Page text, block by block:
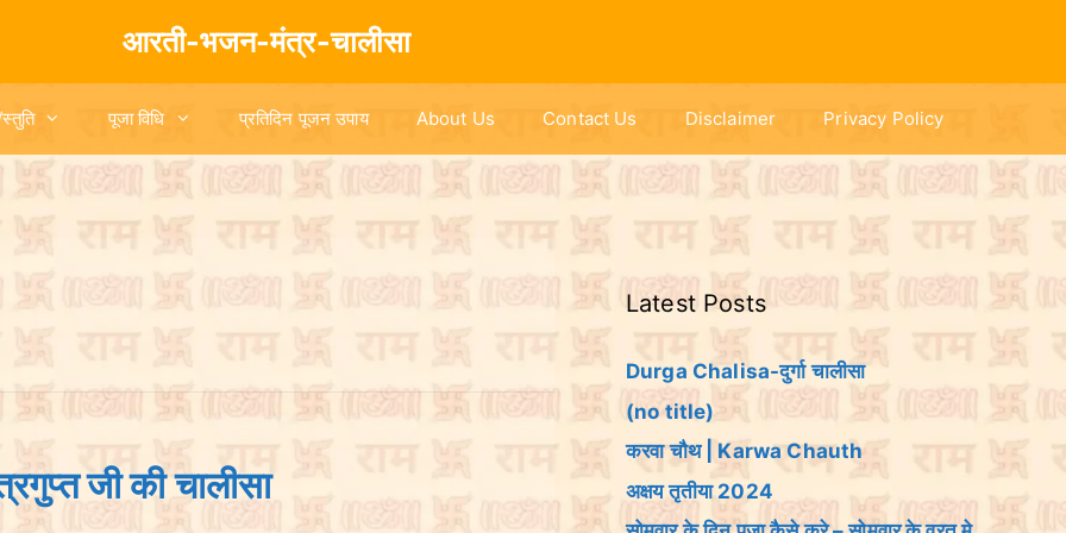
आरती-भजन-मंत्र-चालीसा
पूजा विधि प्रतिदिन पूजन उपाय About Us Contact Us Disclaimer Privacy Policy
जी की चालीसा
Latest Posts
Durga Chalisa-दुर्गा चालीसा
(no title)
करवा चौथ | Karwa Chauth
अक्षय तृतीया 2024